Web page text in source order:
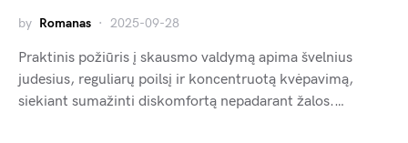
by Romanas 2025-09-28
Praktinis požiūris į skausmo valdymą apima švelnius
judesius, reguliarų poilsį ir koncentruotą kvėpavimą,
siekiant sumažinti diskomfortą nepadarant žalos.…